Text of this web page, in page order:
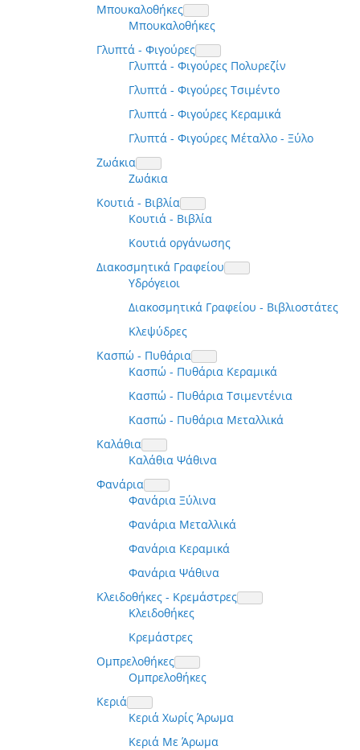
Μπουκαλοθήκες
Μπουκαλοθήκες
Γλυπτά - Φιγούρες
Γλυπτά - Φιγούρες Πολυρεζίν
Γλυπτά - Φιγούρες Τσιμέντο
Γλυπτά - Φιγούρες Κεραμικά
Γλυπτά - Φιγούρες Μέταλλο - Ξύλο
Ζωάκια
Ζωάκια
Κουτιά - Βιβλία
Κουτιά - Βιβλία
Κουτιά οργάνωσης
Διακοσμητικά Γραφείου
Υδρόγειοι
Διακοσμητικά Γραφείου - Βιβλιοστάτες
Κλεψύδρες
Κασπώ - Πυθάρια
Κασπώ - Πυθάρια Κεραμικά
Κασπώ - Πυθάρια Τσιμεντένια
Κασπώ - Πυθάρια Μεταλλικά
Καλάθια
Καλάθια Ψάθινα
Φανάρια
Φανάρια Ξύλινα
Φανάρια Μεταλλικά
Φανάρια Κεραμικά
Φανάρια Ψάθινα
Κλειδοθήκες - Κρεμάστρες
Κλειδοθήκες
Κρεμάστρες
Ομπρελοθήκες
Ομπρελοθήκες
Κεριά
Κεριά Χωρίς Άρωμα
Κεριά Με Άρωμα